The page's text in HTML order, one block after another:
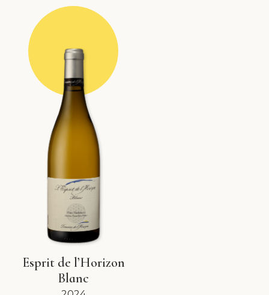
Esprit de l’Horizon
Blanc